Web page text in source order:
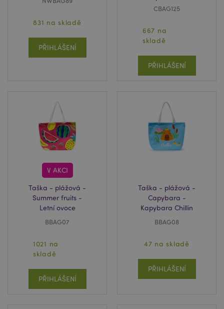
831 na skladě
PŘIHLÁŠENÍ
CBAG125
667 na
skladě
PŘIHLÁŠENÍ
V AKCI
Taška - plážová -
Summer fruits -
Letní ovoce
BBAG07
1021 na
skladě
PŘIHLÁŠENÍ
Taška - plážová -
Capybara -
Kapybara Chillin
BBAG08
47 na skladě
PŘIHLÁŠENÍ